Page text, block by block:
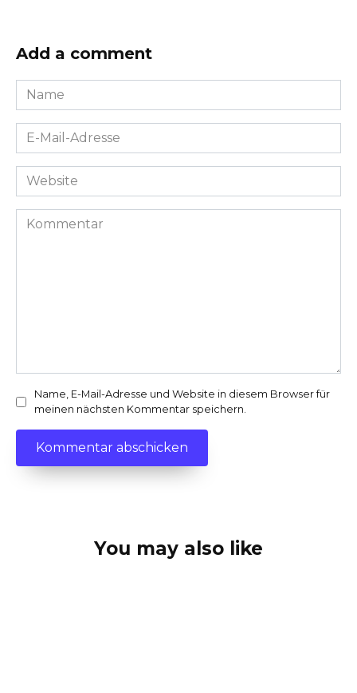
Add a comment
Name
*
E-
Mail-
Adresse
Website
Kommentar
Name, E-Mail-Adresse und Website in diesem Browser für
meinen nächsten Kommentar speichern.
You may also like